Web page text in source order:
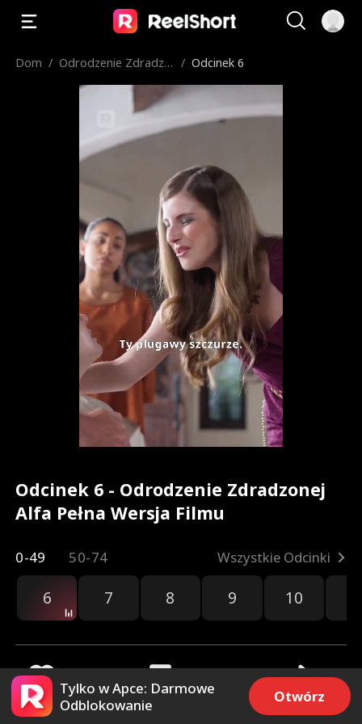
Dom / Odrodzenie Zdradzo
/ Odcinek 6
Odcinek 6 - Odrodzenie Zdradzonej
Alfa Pełna Wersja Filmu
0-49 50-74 Wszystkie Odcinki
6 7 8 9 10
43.3k 29.3k Udostępnij
Tylko w Apce: Darmowe
Odblokowanie
Otwórz